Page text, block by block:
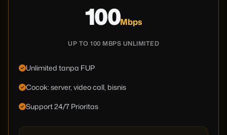
100Mbps
UP TO 100 MBPS UNLIMITED
Unlimited tanpa FUP
Cocok: server, video call, bisnis
Support 24/7 Prioritas